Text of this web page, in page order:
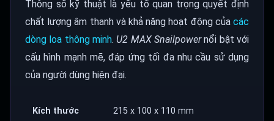
Thông số kỹ thuật là yếu tố quan trọng quyết định
chất lượng âm thanh và khả năng hoạt động của các
dòng loa thông minh. U2 MAX Snailpowernổi bật với
cấu hình mạnh mẽ, đáp ứng tối đa nhu cầu sử dụng
của người dùng hiện đại.
Kích thước 215 x 100 x 110 mm